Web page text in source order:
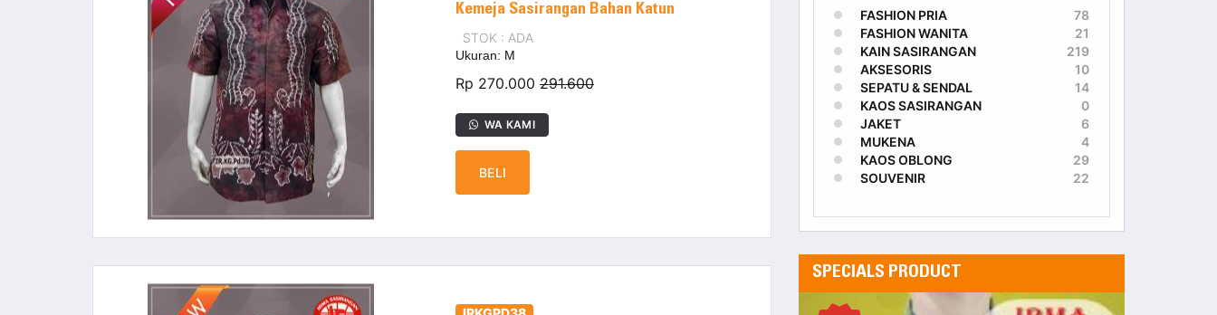
Kemeja Sasirangan Bahan Katun
STOK : ADA
Ukuran: M
Rp 270.000 291.600
WA KAMI
BELI
FASHION PRIA
78
FASHION WANITA
21
KAIN SASIRANGAN
219
AKSESORIS
10
SEPATU & SENDAL
14
KAOS SASIRANGAN
0
JAKET
6
MUKENA
4
KAOS OBLONG
29
SOUVENIR
22
SPECIALS PRODUCT